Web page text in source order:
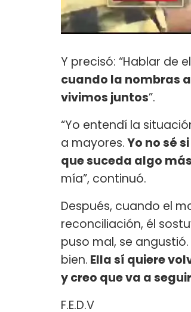
Y precisó: “Hablar de
cuando la nombras
vivimos juntos”.
“Yo entendí la
a mayores.Yo no sé
que suceda algo
mía”, continuó.
Después, cuando el
reconciliación, él
puso mal, se
bien. Ella sí quiere
y creo que va a
F.E.D.V